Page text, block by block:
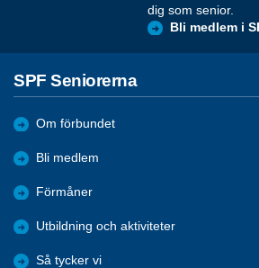
dig som senior.
Bli medlem i
SPF Seniorerna
Om förbundet
Bli medlem
Förmåner
Utbildning och aktiviteter
Så tycker vi